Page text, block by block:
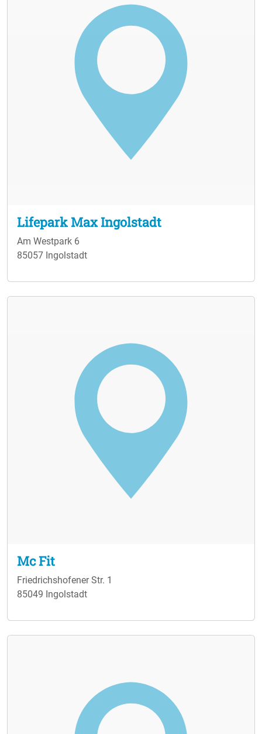
Lifepark Max Ingolstadt
Am Westpark 6
85057 Ingolstadt
Mc Fit
Friedrichshofener Str. 1
85049 Ingolstadt